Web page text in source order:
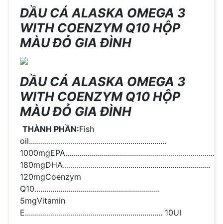
DẦU CÁ ALASKA OMEGA 3
WITH COENZYM Q10 HỘP
MÀU ĐỎ GIA ĐÌNH
DẦU CÁ ALASKA OMEGA 3
WITH COENZYM Q10 HỘP
MÀU ĐỎ GIA ĐÌNH
THÀNH PHẦN:Fish
oil.....................................................................
1000mgEPA...........................................................................
180mgDHA..........................................................................
120mgCoenzym
Q10...............................................................
5mgVitamin
E..................................................................... 10UI